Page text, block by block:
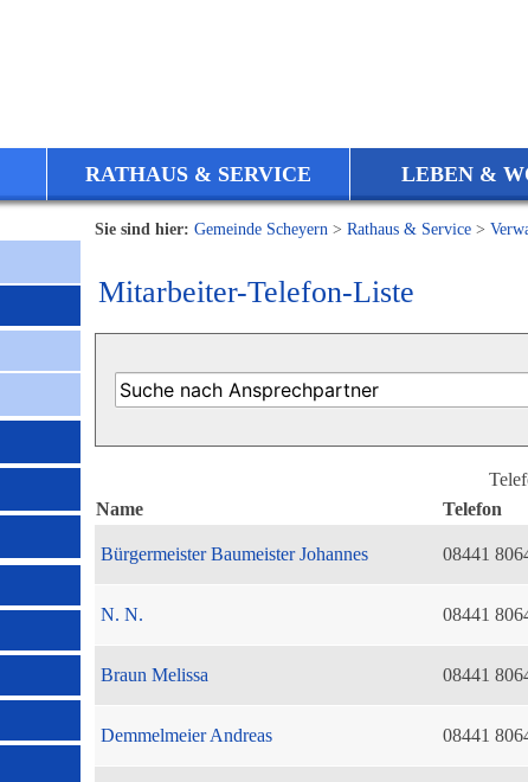
RATHAUS & SERVICE LEBEN &
Sie sind hier: Gemeinde Scheyern > Rathaus & Service >
Mitarbeiter-Telefon-Liste
Name
Telefon
Bürgermeister Baumeister Johannes 08441
N. N. 08441
Braun Melissa 08441
Demmelmeier Andreas 08441